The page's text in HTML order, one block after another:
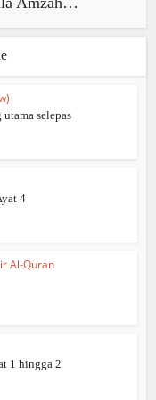
selepas
4
Al-Quran
1 hingga 2